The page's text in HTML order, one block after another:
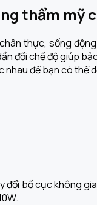
thẩm mỹ
thực, sống
đổi chế độ giúp
để bạn có thể
bố cục không